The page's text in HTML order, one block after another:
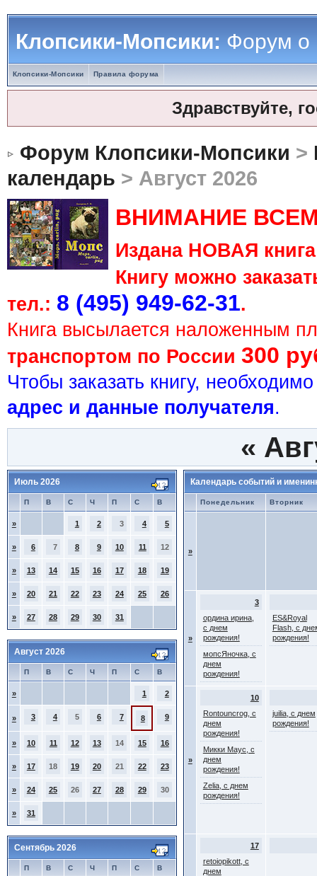
Клопсики-Мопсики:Форум о
Клопсики-Мопсики Правила форума
Здравствуйте,
Форум Клопсики-Мопсики >
календарь > Август 2026
ВНИМАНИЕ
Издана НОВАЯ
Книгу можно
тел.: 8 (495) 949-62-31.
Книга высылается наложенным
транспортом по России 300
Чтобы заказать книгу,
адрес и данные получателя.
«
Июль 2026
П В С Ч П С В
» 1 2 3 4 5
» 6 7 8 9 10 11 12
» 13 14 15 16 17 18 19
» 20 21 22 23 24 25 26
» 27 28 29 30 31
Август 2026
П В С Ч П С В
» 1 2
» 3 4 5 6 7 8 9
» 10 11 12 13 14 15 16
» 17 18 19 20 21 22 23
» 24 25 26 27 28 29 30
» 31
Сентябрь 2026
П В С Ч П С В
Календарь событий и
Понедельник Вторник
»
»
3
ордина ирина,
с днем
рождения!
мопсЯночка, с
днем
рождения!
ES&Royal
Flash, с
рождения!
»
10
Rontouncrog, с
днем
рождения!
Микки Маус, с
днем
рождения!
Zelia, с днем
рождения!
juilia, с днем
рождения!
17
retoiopikott, с
днем